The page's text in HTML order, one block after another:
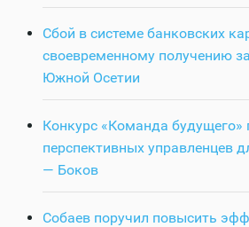
Сбой в системе банковских
своевременному получению
Южной Осетии
Конкурс «Команда
перспективных управленцев
— Боков
Собаев поручил повысить